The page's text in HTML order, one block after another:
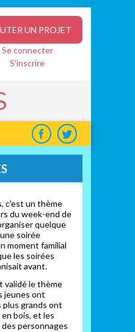
UN PROJET
Se connecter
S'inscrire
c'est un thème
du week-end de
quelque
soirée
moment familial
les soirées
avant.
validé le thème
jeunes ont
plus grands ont
bois, et les
personnages